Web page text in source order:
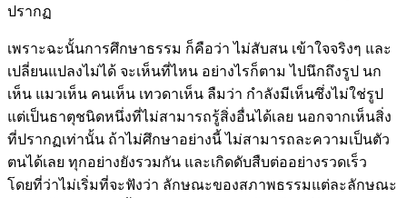
ปรากฏ
เพราะฉะนั้นการศึกษาธรรม ก็คือว่า ไม่สับสน เข้าใจจริงๆ และ
เปลี่ยนแปลงไม่ได้ จะเห็นที่ไหน อย่างไรก็ตาม ไปนึกถึงรูป นก
เห็น แมวเห็น คนเห็น เทวดาเห็น ลืมว่า กำลังมีเห็นซึ่งไม่ใช่รูป
แต่เป็นธาตุชนิดหนึ่งที่ไม่สามารถรู้สิ่งอื่นได้เลย นอกจากเห็นสิ่ง
ที่ปรากฏเท่านั้น ถ้าไม่ศึกษาอย่างนี้ ไม่สามารถละความเป็นตัว
ตนได้เลย ทุกอย่างยังรวมกัน และเกิดดับสืบต่ออย่างรวดเร็ว
โดยที่ว่าไม่เริ่มที่จะฟังว่า ลักษณะของสภาพธรรมแต่ละลักษณะ